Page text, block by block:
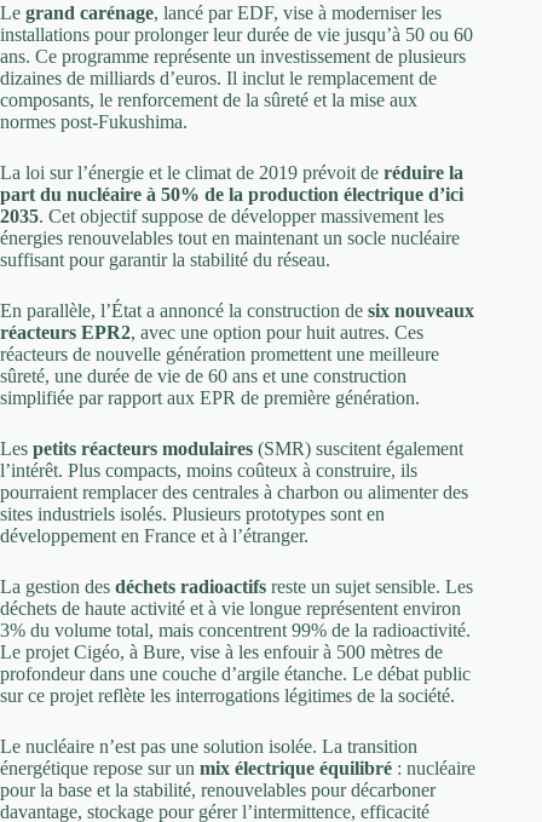
Le grand carénage, lancé par EDF, vise à moderniser les
installations pour prolonger leur durée de vie jusqu’à 50 ou 60
ans. Ce programme représente un investissement de plusieurs
dizaines de milliards d’euros. Il inclut le remplacement de
composants, le renforcement de la sûreté et la mise aux
normes post-Fukushima.
La loi sur l’énergie et le climat de 2019 prévoit de réduire la
part du nucléaire à 50% de la production électrique d’ici
2035. Cet objectif suppose de développer massivement les
énergies renouvelables tout en maintenant un socle nucléaire
suffisant pour garantir la stabilité du réseau.
En parallèle, l’État a annoncé la construction de six nouveaux
réacteurs EPR2, avec une option pour huit autres. Ces
réacteurs de nouvelle génération promettent une meilleure
sûreté, une durée de vie de 60 ans et une construction
simplifiée par rapport aux EPR de première génération.
Les petits réacteurs modulaires (SMR) suscitent également
l’intérêt. Plus compacts, moins coûteux à construire, ils
pourraient remplacer des centrales à charbon ou alimenter des
sites industriels isolés. Plusieurs prototypes sont en
développement en France et à l’étranger.
La gestion des déchets radioactifs reste un sujet sensible. Les
déchets de haute activité et à vie longue représentent environ
3% du volume total, mais concentrent 99% de la radioactivité.
Le projet Cigéo, à Bure, vise à les enfouir à 500 mètres de
profondeur dans une couche d’argile étanche. Le débat public
sur ce projet reflète les interrogations légitimes de la société.
Le nucléaire n’est pas une solution isolée. La transition
énergétique repose sur un mix électrique équilibré : nucléaire
pour la base et la stabilité, renouvelables pour décarboner
davantage, stockage pour gérer l’intermittence, efficacité